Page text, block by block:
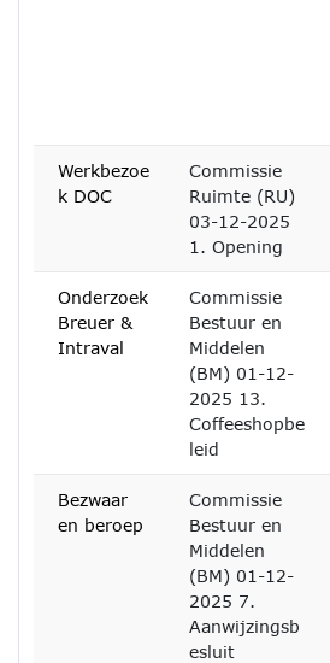
Werkbezoe
k DOC
Commissie
Ruimte (RU)
03-12-2025
1. Opening
Onderzoek
Breuer &
Intraval
Commissie
Bestuur en
Middelen
(BM) 01-12-
2025 13.
Coffeeshopbe
leid
Bezwaar
en beroep
Commissie
Bestuur en
Middelen
(BM) 01-12-
2025 7.
Aanwijzingsb
esluit